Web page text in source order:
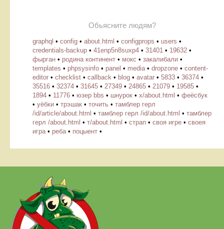
Обьясните людям?
graphql • config • about.html • configprops • users •
credentials-backup • 41enp5n8suxp4 • 31401 • 19632 •
фырган • родина континент • мокс • закалибали •
templates • phpsysinfo • panel • media • dropzone • content-
editor • checklist • callback • blog • avatar • 5833 • 36374 •
35516 • 32374 • 31645 • 27349 • 24865 • 21079 • 19585 •
1894 • 11776 • юзер bbs • шнурок • х/about.html • феёсбук
• уёбки • трэшак • точить • тамблер герл
/id/article/about.html • тамблер герл /id/about.html • тамблер
герл /about.html • т/about.html • страп • своя игре • своея
игра • реба • поцыент •